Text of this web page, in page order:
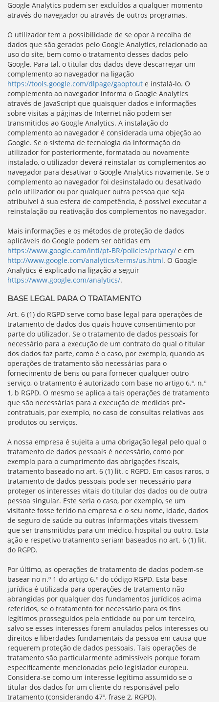
Google Analytics podem ser excluídos a qualquer momento
através do navegador ou através de outros programas.
O utilizador tem a possibilidade de se opor à recolha de
dados que são gerados pelo Google Analytics, relacionado ao
uso do site, bem como o tratamento desses dados pelo
Google. Para tal, o titular dos dados deve descarregar um
complemento ao navegador na ligação
https://tools.google.com/dlpage/gaoptout e instalá-lo. O
complemento ao navegador informa o Google Analytics
através de JavaScript que quaisquer dados e informações
sobre visitas a páginas de Internet não podem ser
transmitidos ao Google Analytics. A instalação do
complemento ao navegador é considerada uma objeção ao
Google. Se o sistema de tecnologia da informação do
utilizador for posteriormente, formatado ou novamente
instalado, o utilizador deverá reinstalar os complementos ao
navegador para desativar o Google Analytics novamente. Se o
complemento ao navegador foi desinstalado ou desativado
pelo utilizador ou por qualquer outra pessoa que seja
atribuível à sua esfera de competência, é possível executar a
reinstalação ou reativação dos complementos no navegador.
Mais informações e os métodos de proteção de dados
aplicáveis do Google podem ser obtidas em
https://www.google.com/intl/pt-BR/policies/privacy/ e em
http://www.google.com/analytics/terms/us.html. O Google
Analytics é explicado na ligação a seguir
https://www.google.com/analytics/.
BASE LEGAL PARA O TRATAMENTO
Art. 6 (1) do RGPD serve como base legal para operações de
tratamento de dados dos quais houve consentimento por
parte do utilizador. Se o tratamento de dados pessoais for
necessário para a execução de um contrato do qual o titular
dos dados faz parte, como é o caso, por exemplo, quando as
operações de tratamento são necessárias para o
fornecimento de bens ou para fornecer qualquer outro
serviço, o tratamento é autorizado com base no artigo 6.º, n.º
1, b RGPD. O mesmo se aplica a tais operações de tratamento
que são necessárias para a execução de medidas pré-
contratuais, por exemplo, no caso de consultas relativas aos
produtos ou serviços.
A nossa empresa é sujeita a uma obrigação legal pelo qual o
tratamento de dados pessoais é necessário, como por
exemplo para o cumprimento das obrigações fiscais,
tratamento baseado no art. 6 (1) lit. c RGPD. Em casos raros, o
tratamento de dados pessoais pode ser necessário para
proteger os interesses vitais do titular dos dados ou de outra
pessoa singular. Este seria o caso, por exemplo, se um
visitante fosse ferido na empresa e o seu nome, idade, dados
de seguro de saúde ou outras informações vitais tivessem
que ser transmitidos para um médico, hospital ou outro. Esta
ação e respetivo tratamento seriam baseados no art. 6 (1) lit.
do RGPD.
Por último, as operações de tratamento de dados podem-se
basear no n.º 1 do artigo 6.º do código RGPD. Esta base
jurídica é utilizada para operações de tratamento não
abrangidas por qualquer dos fundamentos jurídicos acima
referidos, se o tratamento for necessário para os fins
legítimos prosseguidos pela entidade ou por um terceiro,
salvo se esses interesses forem anulados pelos interesses ou
direitos e liberdades fundamentais da pessoa em causa que
requerem proteção de dados pessoais. Tais operações de
tratamento são particularmente admissíveis porque foram
especificamente mencionadas pelo legislador europeu.
Considera-se como um interesse legítimo assumido se o
titular dos dados for um cliente do responsável pelo
tratamento (considerando 47º, frase 2, RGPD).